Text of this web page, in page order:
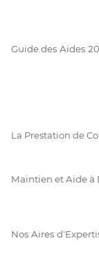
Guide des Aides
La Prestation de
Maintien et Aide à
Nos Aires